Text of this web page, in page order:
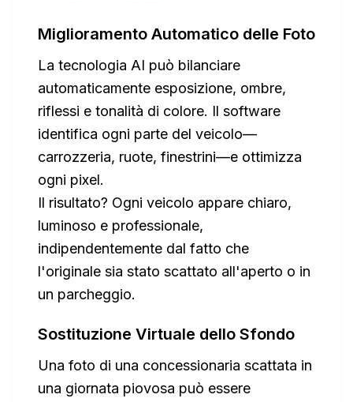
Miglioramento Automatico delle Foto
La tecnologia AI può bilanciare
automaticamente esposizione, ombre,
riflessi e tonalità di colore. Il software
identifica ogni parte del veicolo—
carrozzeria, ruote, finestrini—e ottimizza
ogni pixel.
Il risultato? Ogni veicolo appare chiaro,
luminoso e professionale,
indipendentemente dal fatto che
l'originale sia stato scattato all'aperto o in
un parcheggio.
Sostituzione Virtuale dello Sfondo
Una foto di una concessionaria scattata in
una giornata piovosa può essere